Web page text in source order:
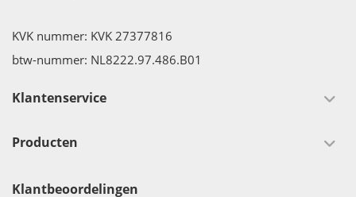
KVK nummer: KVK 27377816
btw-nummer: NL8222.97.486.B01
Klantenservice
Producten
Klantbeoordelingen